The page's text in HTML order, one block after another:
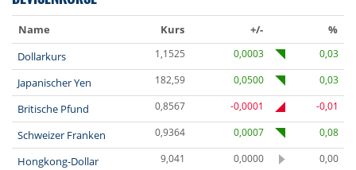
Name Kurs +/-
%
Dollarkurs
1,1525 0,0003 0,03
Japanischer Yen 182,59 0,0500 0,03
Britische Pfund 0,8567 -0,0001 -0,01
Schweizer Franken 0,9364 0,0007 0,08
Hongkong-Dollar 9,041 0,0000 0,00